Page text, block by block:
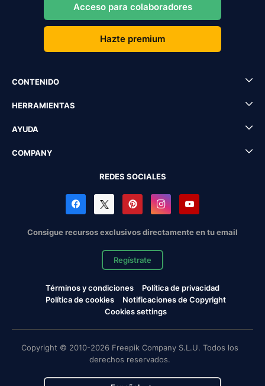
Acceso para colaboradores
Hazte premium
CONTENIDO
HERRAMIENTAS
AYUDA
COMPANY
REDES SOCIALES
Consigue recursos exclusivos directamente en tu email
Regístrate
Términos y condiciones
Política de privacidad
Política de cookies
Notificaciones de Copyright
Cookies settings
Copyright © 2010-2026 Freepik Company S.L.U. Todos los
derechos reservados.